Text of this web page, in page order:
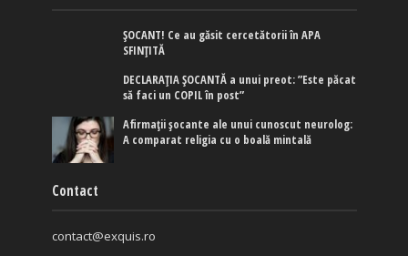
ȘOCANT! Ce au găsit cercetătorii în APA
SFINȚITĂ
DECLARAȚIA ȘOCANTĂ a unui preot: ”Este păcat
să faci un COPIL în post”
Afirmaţii şocante ale unui cunoscut neurolog:
A comparat religia cu o boală mintală
Contact
contact@exquis.ro